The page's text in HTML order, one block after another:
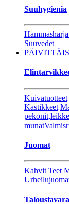
Suuhygienia
Suuvedet
Kuivatuotteet
Kastikkeet
munat
Juomat
Kahvit Teet